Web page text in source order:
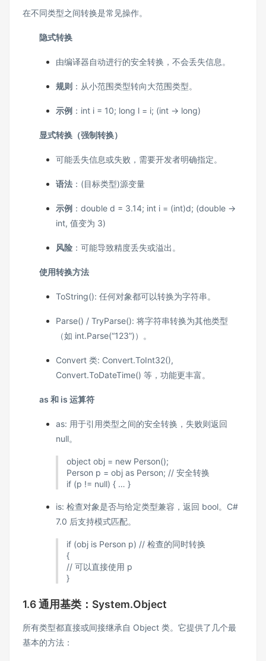
在不同类型之间转换是常见操作。
隐式转换
由编译器自动进行的安全转换，不会丢失信息。
规则 ：从小范围类型转向大范围类型。
示例 ：int i = 10; long l = i; (int -> long)
显式转换（强制转换）
可能丢失信息或失败，需要开发者明确指定。
语法 ：(目标类型)源变量
示例 ：double d = 3.14; int i = (int)d; (double ->
int, 值变为 3)
风险 ：可能导致精度丢失或溢出。
使用转换方法
ToString(): 任何对象都可以转换为字符串。
Parse() / TryParse(): 将字符串转换为其他类型
（如 int.Parse(“123”)）。
Convert 类: Convert.ToInt32(),
Convert.ToDateTime() 等，功能更丰富。
as 和 is 运算符
as: 用于引用类型之间的安全转换，失败则返回
null。
object obj = new Person();
Person p = obj as Person; // 安全转换
if (p != null) { … }
is: 检查对象是否与给定类型兼容，返回 bool。C#
7.0 后支持模式匹配。
if (obj is Person p) // 检查的同时转换
{
// 可以直接使用 p
}
1.6 通用基类：System.Object
所有类型都直接或间接继承自 Object 类。它提供了几个最
基本的方法：